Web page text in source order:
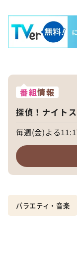
番組情報
探偵！ナイト
毎週(金)よる
バラエティ・音楽